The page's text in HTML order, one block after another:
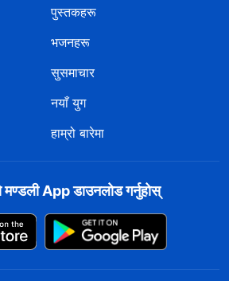
पुस्तकहरू
भजनहरू
सुसमाचार
नयाँ युग
हाम्रो बारेमा
मण्डली App डाउनलोड गर्नुहोस्